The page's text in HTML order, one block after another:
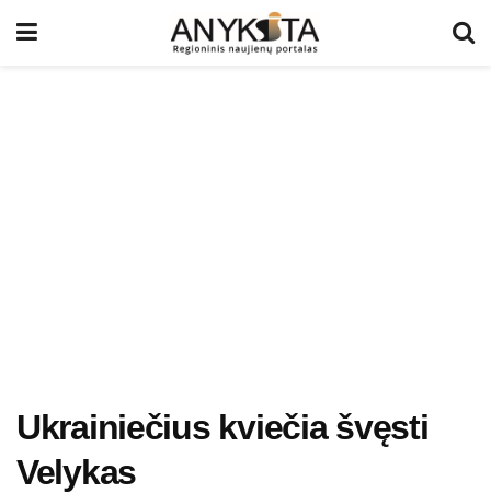
Ukrainiečius kviečia švęsti
Velykas